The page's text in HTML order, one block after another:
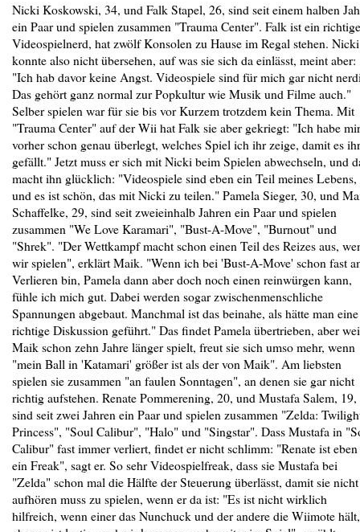
Nicki Koskowski, 34, und Falk Stapel, 26, sind seit einem halben
ein Paar und spielen zusammen "Trauma Center". Falk ist ein
Videospielnerd, hat zwölf Konsolen zu Hause im Regal stehen. Nicki
konnte also nicht übersehen, auf was sie sich da einlässt, meint aber:
"Ich hab davor keine Angst. Videospiele sind für mich gar nicht
Das gehört ganz normal zur Popkultur wie Musik und Filme auch."
Selber spielen war für sie bis vor Kurzem trotzdem kein Thema. Mit
"Trauma Center" auf der Wii hat Falk sie aber gekriegt: "Ich habe mir
vorher schon genau überlegt, welches Spiel ich ihr zeige, damit es ihr
gefällt." Jetzt muss er sich mit Nicki beim Spielen abwechseln, und
macht ihn glücklich: "Videospiele sind eben ein Teil meines Lebens,
und es ist schön, das mit Nicki zu teilen." Pamela Sieger, 30, und
Schaffelke, 29, sind seit zweieinhalb Jahren ein Paar und spielen
zusammen "We Love Karamari", "Bust-A-Move", "Burnout" und
"Shrek". "Der Wettkampf macht schon einen Teil des Reizes aus,
wir spielen", erklärt Maik. "Wenn ich bei 'Bust-A-Move' schon fast
Verlieren bin, Pamela dann aber doch noch einen reinwürgen kann,
fühle ich mich gut. Dabei werden sogar zwischenmenschliche
Spannungen abgebaut. Manchmal ist das beinahe, als hätte man eine
richtige Diskussion geführt." Das findet Pamela übertrieben, aber
Maik schon zehn Jahre länger spielt, freut sie sich umso mehr, wenn
"mein Ball in 'Katamari' größer ist als der von Maik". Am liebsten
spielen sie zusammen "an faulen Sonntagen", an denen sie gar nicht
richtig aufstehen. Renate Pommerening, 20, und Mustafa Salem, 19,
sind seit zwei Jahren ein Paar und spielen zusammen "Zelda:
Princess", "Soul Calibur", "Halo" und "Singstar". Dass Mustafa in
Calibur" fast immer verliert, findet er nicht schlimm: "Renate ist eben
ein Freak", sagt er. So sehr Videospielfreak, dass sie Mustafa bei
"Zelda" schon mal die Hälfte der Steuerung überlässt, damit sie nicht
aufhören muss zu spielen, wenn er da ist: "Es ist nicht wirklich
hilfreich, wenn einer das Nunchuck und der andere die Wiimote hält,